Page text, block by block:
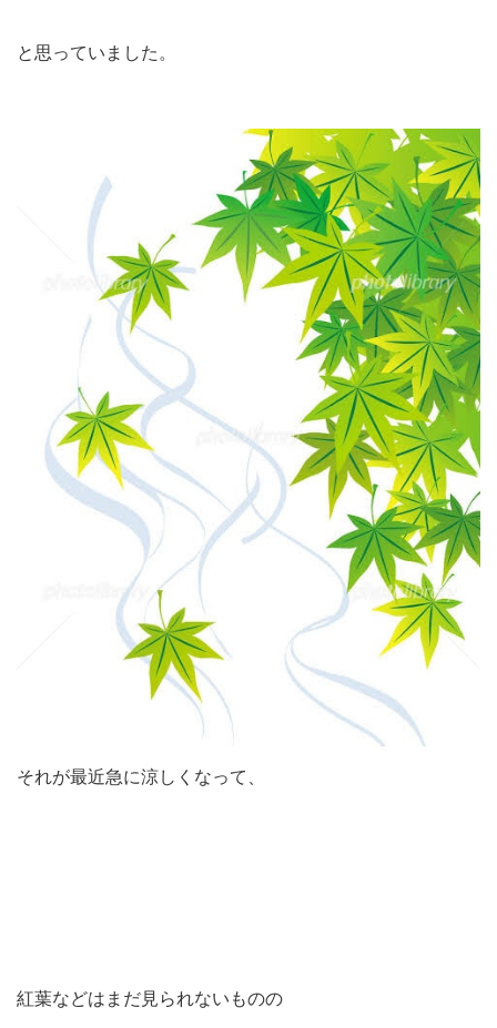
と思っていました。
それが最近急に涼しくなって、
紅葉などはまだ見られないものの